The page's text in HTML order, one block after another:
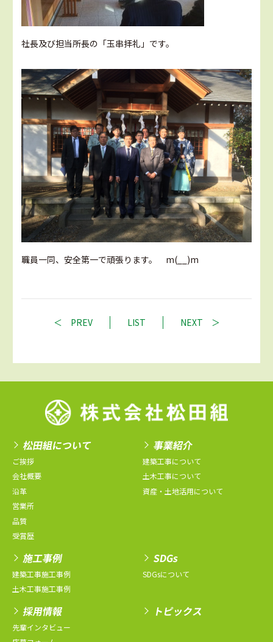
社長及び担当所長の「玉串拝礼」です。
職員一同、安全第一で頑張ります。 m(__)m
PREV LIST NEXT
松田組について
ご挨拶
会社概要
沿革
営業所
品質
受賞歴
事業紹介
建築工事について
土木工事について
資産・土地活用について
施工事例
建築工事施工事例
土木工事施工事例
SDGs
SDGsについて
採用情報
先輩インタビュー
トピックス